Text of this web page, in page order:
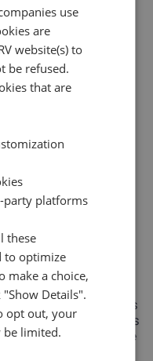
web ont été
offrir des
heureux d'offrir
performances
jamais.
suivantes avec nos
de ressources
votre base de
votre marque
un site de
plateforme
web peuvent
Nous comprenons
et fiable, et nos plans
sans faille
use
are
website(s) to
be refused.
that are
party platforms
these
to optimize
make a choice,
Details".
opt out, your
be limited.